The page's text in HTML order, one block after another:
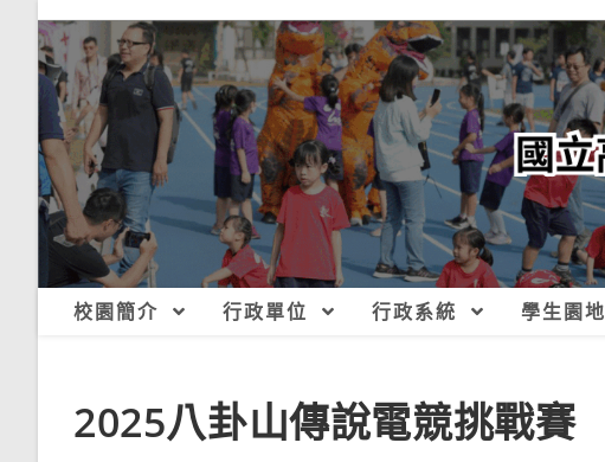
校園簡介 行政單位 行政系統 學生園地
2025八卦山傳說電競挑戰賽